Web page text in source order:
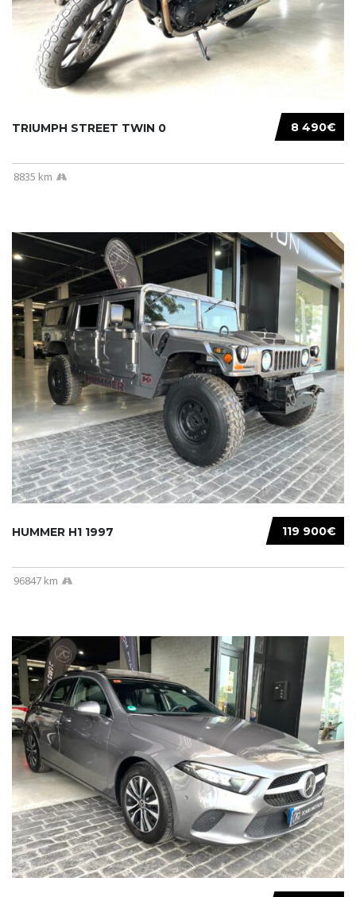
8 490€
TRIUMPH STREET TWIN 0
8835 km
119 900€
HUMMER H1 1997
96847 km